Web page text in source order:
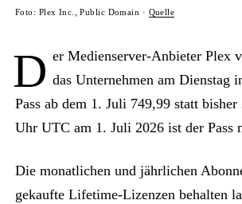
Foto: Plex Inc., Public Domain · Quelle
D er Medienserver-Anbieter Plex
das Unternehmen am
Pass ab dem 1. Juli 749,99 statt
Uhr UTC am 1. Juli 2026 ist der Pass
Die monatlichen und jährlichen
gekaufte Lifetime-Lizenzen behalten